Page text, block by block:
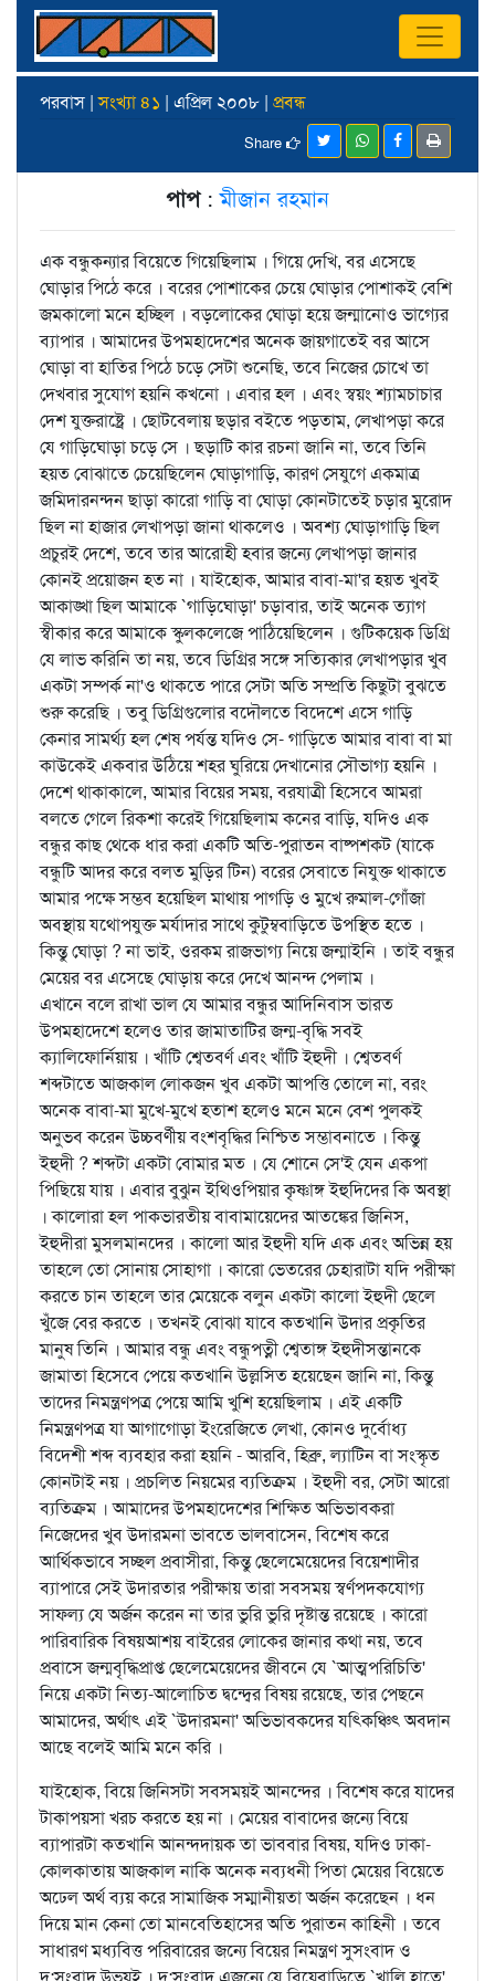
পরবাস |সংখ্যা ৪১ | এপ্রিল ২০০৮ | প্রবন্ধ
Share
পাপ:মীজান রহমান
এক বন্ধুকন্যার বিয়েতে গিয়েছিলাম । গিয়ে দেখি, বর এসেছে
ঘোড়ার পিঠে করে । বরের পোশাকের চেয়ে ঘোড়ার পোশাকই বেশি
জমকালো মনে হচ্ছিল । বড়লোকের ঘোড়া হয়ে জন্মানোও ভাগ্যের
ব্যাপার । আমাদের উপমহাদেশের অনেক জায়গাতেই বর আসে
ঘোড়া বা হাতির পিঠে চড়ে সেটা শুনেছি, তবে নিজের চোখে তা
দেখবার সুযোগ হয়নি কখনো । এবার হল । এবং স্বয়ং শ্যামচাচার
দেশ যুক্তরাষ্ট্রে । ছোটবেলায় ছড়ার বইতে পড়তাম, লেখাপড়া করে
যে গাড়িঘোড়া চড়ে সে । ছড়াটি কার রচনা জানি না, তবে তিনি
হয়ত বোঝাতে চেয়েছিলেন ঘোড়াগাড়ি, কারণ সেযুগে একমাত্র
জমিদারনন্দন ছাড়া কারো গাড়ি বা ঘোড়া কোনটাতেই চড়ার মুরোদ
ছিল না হাজার লেখাপড়া জানা থাকলেও । অবশ্য ঘোড়াগাড়ি ছিল
প্রচুরই দেশে, তবে তার আরোহী হবার জন্যে লেখাপড়া জানার
কোনই প্রয়োজন হত না । যাইহোক, আমার বাবা-মা'র হয়ত খুবই
আকাঙ্খা ছিল আমাকে `গাড়িঘোড়া' চড়াবার, তাই অনেক ত্যাগ
স্বীকার করে আমাকে স্কুলকলেজে পাঠিয়েছিলেন । গুটিকয়েক ডিগ্রি
যে লাভ করিনি তা নয়, তবে ডিগ্রির সঙ্গে সত্যিকার লেখাপড়ার খুব
একটা সম্পর্ক না'ও থাকতে পারে সেটা অতি সম্প্রতি কিছুটা বুঝতে
শুরু করেছি । তবু ডিগ্রিগুলোর বদৌলতে বিদেশে এসে গাড়ি
কেনার সামর্থ্য হল শেষ পর্যন্ত যদিও সে- গাড়িতে আমার বাবা বা মা
কাউকেই একবার উঠিয়ে শহর ঘুরিয়ে দেখানোর সৌভাগ্য হয়নি ।
দেশে থাকাকালে, আমার বিয়ের সময়, বরযাত্রী হিসেবে আমরা
বলতে গেলে রিকশা করেই গিয়েছিলাম কনের বাড়ি, যদিও এক
বন্ধুর কাছ থেকে ধার করা একটি অতি-পুরাতন বাষ্পশকট (যাকে
বন্ধুটি আদর করে বলত মুড়ির টিন) বরের সেবাতে নিযুক্ত থাকাতে
আমার পক্ষে সম্ভব হয়েছিল মাথায় পাগড়ি ও মুখে রুমাল-গোঁজা
অবস্থায় যথোপযুক্ত মর্যাদার সাথে কুটুম্ববাড়িতে উপস্থিত হতে ।
কিন্তু ঘোড়া ? না ভাই, ওরকম রাজভাগ্য নিয়ে জন্মাইনি । তাই বন্ধুর
মেয়ের বর এসেছে ঘোড়ায় করে দেখে আনন্দ পেলাম ।
এখানে বলে রাখা ভাল যে আমার বন্ধুর আদিনিবাস ভারত
উপমহাদেশে হলেও তার জামাতাটির জন্ম-বৃদ্ধি সবই
ক্যালিফোর্নিয়ায় । খাঁটি শ্বেতবর্ণ এবং খাঁটি ইহুদী । শ্বেতবর্ণ
শব্দটাতে আজকাল লোকজন খুব একটা আপত্তি তোলে না, বরং
অনেক বাবা-মা মুখে-মুখে হতাশ হলেও মনে মনে বেশ পুলকই
অনুভব করেন উচ্চবর্ণীয় বংশবৃদ্ধির নিশ্চিত সম্ভাবনাতে । কিন্তু
ইহুদী ? শব্দটা একটা বোমার মত । যে শোনে সে'ই যেন একপা
পিছিয়ে যায় । এবার বুঝুন ইথিওপিয়ার কৃষ্ণাঙ্গ ইহুদিদের কি অবস্থা
। কালোরা হল পাকভারতীয় বাবামায়েদের আতঙ্কের জিনিস,
ইহুদীরা মুসলমানদের । কালো আর ইহুদী যদি এক এবং অভিন্ন হয়
তাহলে তো সোনায় সোহাগা । কারো ভেতরের চেহারাটা যদি পরীক্ষা
করতে চান তাহলে তার মেয়েকে বলুন একটা কালো ইহুদী ছেলে
খুঁজে বের করতে । তখনই বোঝা যাবে কতখানি উদার প্রকৃতির
মানুষ তিনি । আমার বন্ধু এবং বন্ধুপত্নী শ্বেতাঙ্গ ইহুদীসন্তানকে
জামাতা হিসেবে পেয়ে কতখানি উল্লসিত হয়েছেন জানি না, কিন্তু
তাদের নিমন্ত্রণপত্র পেয়ে আমি খুশি হয়েছিলাম । এই একটি
নিমন্ত্রণপত্র যা আগাগোড়া ইংরেজিতে লেখা, কোনও দুর্বোধ্য
বিদেশী শব্দ ব্যবহার করা হয়নি - আরবি, হিব্রু, ল্যাটিন বা সংস্কৃত
কোনটাই নয় । প্রচলিত নিয়মের ব্যতিক্রম । ইহুদী বর, সেটা আরো
ব্যতিক্রম । আমাদের উপমহাদেশের শিক্ষিত অভিভাবকরা
নিজেদের খুব উদারমনা ভাবতে ভালবাসেন, বিশেষ করে
আর্থিকভাবে সচ্ছল প্রবাসীরা, কিন্তু ছেলেমেয়েদের বিয়েশাদীর
ব্যাপারে সেই উদারতার পরীক্ষায় তারা সবসময় স্বর্ণপদকযোগ্য
সাফল্য যে অর্জন করেন না তার ভুরি ভুরি দৃষ্টান্ত রয়েছে । কারো
পারিবারিক বিষয়আশয় বাইরের লোকের জানার কথা নয়, তবে
প্রবাসে জন্মবৃদ্ধিপ্রাপ্ত ছেলেমেয়েদের জীবনে যে `আত্মপরিচিতি'
নিয়ে একটা নিত্য-আলোচিত দ্বন্দ্বের বিষয় রয়েছে, তার পেছনে
আমাদের, অর্থাৎ এই `উদারমনা' অভিভাবকদের যত্কিঞ্চিৎ অবদান
আছে বলেই আমি মনে করি ।
যাইহোক, বিয়ে জিনিসটা সবসময়ই আনন্দের । বিশেষ করে যাদের
টাকাপয়সা খরচ করতে হয় না । মেয়ের বাবাদের জন্যে বিয়ে
ব্যাপারটা কতখানি আনন্দদায়ক তা ভাববার বিষয়, যদিও ঢাকা-
কোলকাতায় আজকাল নাকি অনেক নব্যধনী পিতা মেয়ের বিয়েতে
অঢেল অর্থ ব্যয় করে সামাজিক সম্মানীয়তা অর্জন করেছেন । ধন
দিয়ে মান কেনা তো মানবেতিহাসের অতি পুরাতন কাহিনী । তবে
সাধারণ মধ্যবিত্ত পরিবারের জন্যে বিয়ের নিমন্ত্রণ সুসংবাদ ও